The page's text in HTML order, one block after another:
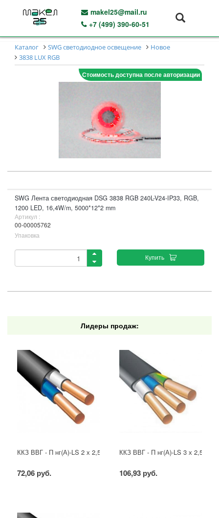
makel25@mail.ru
+7 (499) 390-60-51
Каталог SWG светодиодное освещение
Новое
3838 LUX RGB
Стоимость доступна после авторизации
SWG Лента светодиодная DSG 3838 RGB 240L-V24-IP33, RGB,
1200 LED, 16,4W/m, 5000*12*2 mm
Артикул :
00-00005762
Упаковка
Купить
Лидеры продаж:
ККЗ ВВГ - П нг(А)-LS 2 х 2,5 ГОСТ
72,06 руб.
ККЗ ВВГ - П нг(А)-LS 3 х 2,5
106,93 руб.